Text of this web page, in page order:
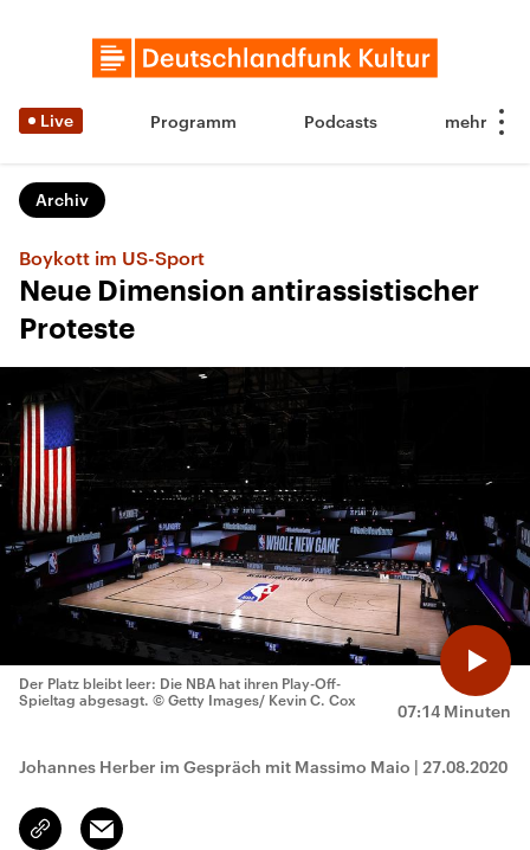
Live Programm Podcasts
Archiv
Boykott im US-Sport
Neue Dimension antirassistischer
Proteste
07:14 Minuten
Der Platz bleibt leer: Die NBA hat ihren Play-Off-
Spieltag abgesagt. © Getty Images/ Kevin C. Cox
Johannes Herber im Gespräch mit Massimo Maio | 27.08.2020
Link
kopieren/teilen
Email